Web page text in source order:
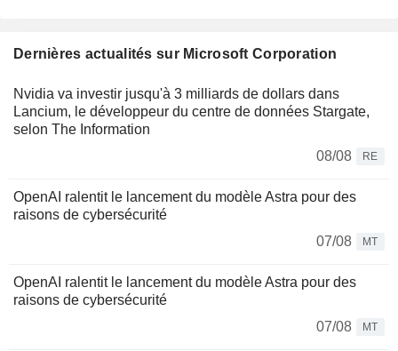
Dernières actualités sur Microsoft Corporation
Nvidia va investir jusqu'à 3 milliards de dollars dans
Lancium, le développeur du centre de données Stargate,
selon The Information
08/08
RE
OpenAI ralentit le lancement du modèle Astra pour des
raisons de cybersécurité
07/08
MT
OpenAI ralentit le lancement du modèle Astra pour des
raisons de cybersécurité
07/08
MT